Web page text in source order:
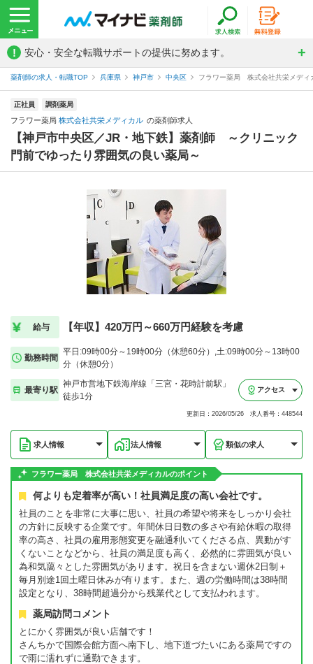
! 安心・安全な転職サポートの提供に努めます。
薬剤師の求人・転職TOP 兵庫県 神戸市 中央区 フラワー薬局 株式会社共栄メディ
正社員 調剤薬局
フラワー薬局 株式会社共栄メディカル の薬剤師求人
【神戸市中央区／JR・地下鉄】薬剤師 ～クリニック
門前でゆったり雰囲気の良い薬局～
給与 【年収】420万円～660万円経験を考慮
勤務時間
平日:09時00分～19時00分（休憩60分）,土:09時00分～13時00
分（休憩0分）
最寄り駅
神戸市営地下鉄海岸線「三宮・花時計前駅」
徒歩1分
アクセス
更新日：2026/05/26 求人番号：448544
求人情報 法人情報 類似の求人
フラワー薬局 株式会社共栄メディカルのポイント
何よりも定着率が高い！社員満足度の高い会社です。
社員のことを非常に大事に思い、社員の希望や将来をしっかり会社
の方針に反映する企業です。年間休日日数の多さや有給休暇の取得
率の高さ、社員の雇用形態変更を融通利いてくださる点、異動がす
くないことなどから、社員の満足度も高く、必然的に雰囲気が良い
為和気藹々とした雰囲気があります。祝日を含まない週休2日制＋
毎月別途1回土曜日休みが有ります。また、週の労働時間は38時間
設定となり、38時間超過分から残業代として支払われます。
薬局訪問コメント
とにかく雰囲気が良い店舗です！
さんちかで国際会館方面へ南下し、地下道づたいにある薬局ですの
で雨に濡れずに通勤できます。